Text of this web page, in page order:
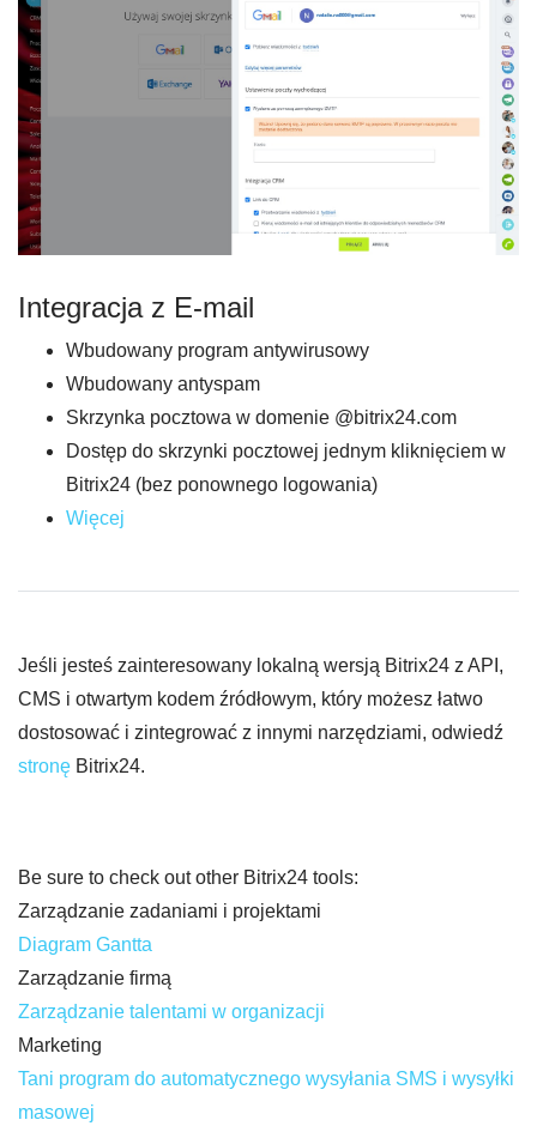
Integracja z E-mail
Wbudowany program antywirusowy
Wbudowany antyspam
Skrzynka pocztowa w domenie @bitrix24.com
Dostęp do skrzynki pocztowej jednym kliknięciem w
Bitrix24 (bez ponownego logowania)
Więcej
Jeśli jesteś zainteresowany lokalną wersją Bitrix24 z API,
CMS i otwartym kodem źródłowym, który możesz łatwo
dostosować i zintegrować z innymi narzędziami, odwiedź
stronę Bitrix24.
Be sure to check out other Bitrix24 tools:
Zarządzanie zadaniami i projektami
Diagram Gantta
Zarządzanie firmą
Zarządzanie talentami w organizacji
Marketing
Tani program do automatycznego wysyłania SMS i wysyłki
masowej